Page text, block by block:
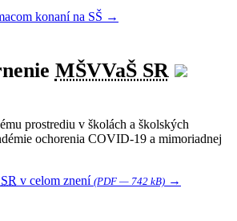
konaní na SŠ →
MŠVVaŠ SR
prostrediu v školách a školských
ochorenia COVID-19 a mimoriadnej
v celom znení (PDF — 742 kB) →